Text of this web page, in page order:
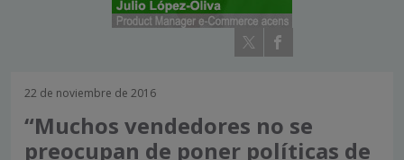
22 de noviembre de 2016
“Muchos vendedores no se
preocupan de poner políticas de